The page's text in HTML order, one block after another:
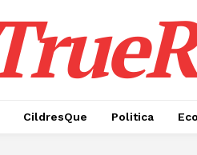
CildresQue Politica